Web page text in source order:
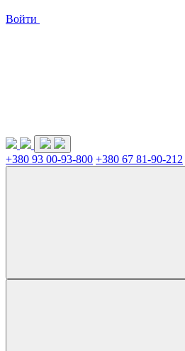
Войти
+380 93 00-93-800 +380 67 81-90-212